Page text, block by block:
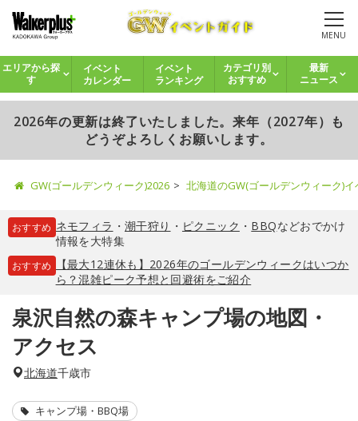
MENU
エリアから探
す
イベント
カレンダー
イベント
ランキング
カテゴリ別
おすすめ
最新
ニュース
2026年の更新は終了いたしました。来年（2027年）も
どうぞよろしくお願いします。
GW(ゴールデンウィーク)2026 北海道のGW(ゴールデンウィーク)
おすすめ ネモフィラ ・ 潮干狩り ・ ピクニック ・ BBQなどおでかけ
情報を大特集
おすすめ
【最大12連休も】2026年のゴールデンウィークはいつか
ら？混雑ピーク予想と回避術をご紹介
泉沢自然の森キャンプ場の地図・
アクセス
北海道千歳市
キャンプ場・BBQ場